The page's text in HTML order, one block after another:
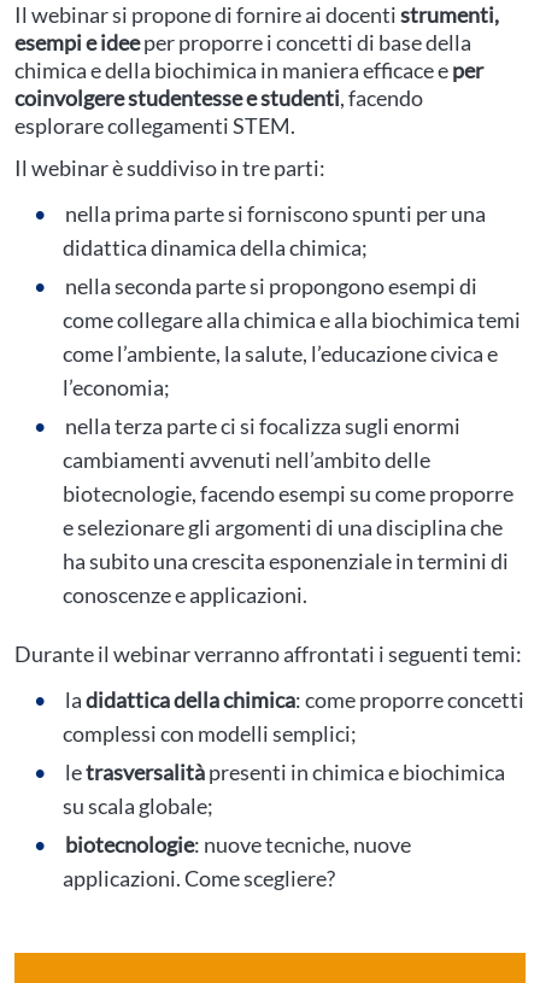
Il webinar si propone di fornire ai docentistrumenti,
esempi e ideeper proporre i concetti di base della
chimica e della biochimica in maniera efficace eper
coinvolgere studentesse e studenti, facendo
esplorare collegamenti STEM.
Il webinar è suddiviso in tre parti:
nella prima parte si forniscono spunti per una
didattica dinamica della chimica;
nella seconda parte si propongono esempi di
come collegare alla chimica e alla biochimica temi
come l’ambiente, la salute, l’educazione civica e
l’economia;
nella terza parte ci si focalizza sugli enormi
cambiamenti avvenuti nell’ambito delle
biotecnologie, facendo esempi su come proporre
e selezionare gli argomenti di una disciplina che
ha subito una crescita esponenziale in termini di
conoscenze e applicazioni.
Durante il webinar verranno affrontati i seguenti temi:
ladidattica della chimica: come proporre concetti
complessi con modelli semplici;
letrasversalitàpresenti in chimica e biochimica
su scala globale;
biotecnologie: nuove tecniche, nuove
applicazioni. Come scegliere?